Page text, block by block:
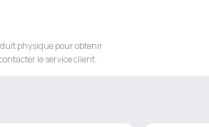
physique pour obtenir
le service client.